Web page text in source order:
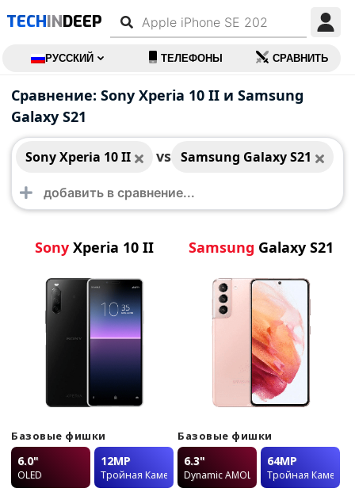
TECHINDEEP
РУССКИЙ ТЕЛЕФОНЫ СРАВНИТЬ
Сравнение: Sony Xperia 10 II и Samsung
Galaxy S21
Sony Xperia 10 II vs Samsung Galaxy S21
Sony Xperia 10 II
Sony Xperia 10 II
Базовые фишки
6.0"
OLED
12MP
Тройная Камера
Samsung Galaxy S21
Samsung Galaxy S21
Базовые фишки
6.3"
Dynamic AMOLED 2X
64MP
Тройная Камера